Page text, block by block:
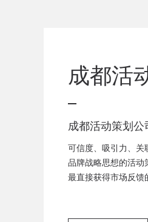
成都活
成都活动策划
司、成都庆典
成都音乐节策
可信度、吸引力、关
品牌战略思想的活
最直接获得市场反馈